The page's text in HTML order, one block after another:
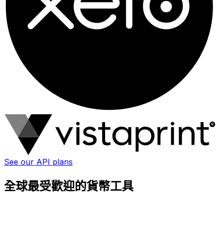
See our API plans
全球最受歡迎的貨幣工具